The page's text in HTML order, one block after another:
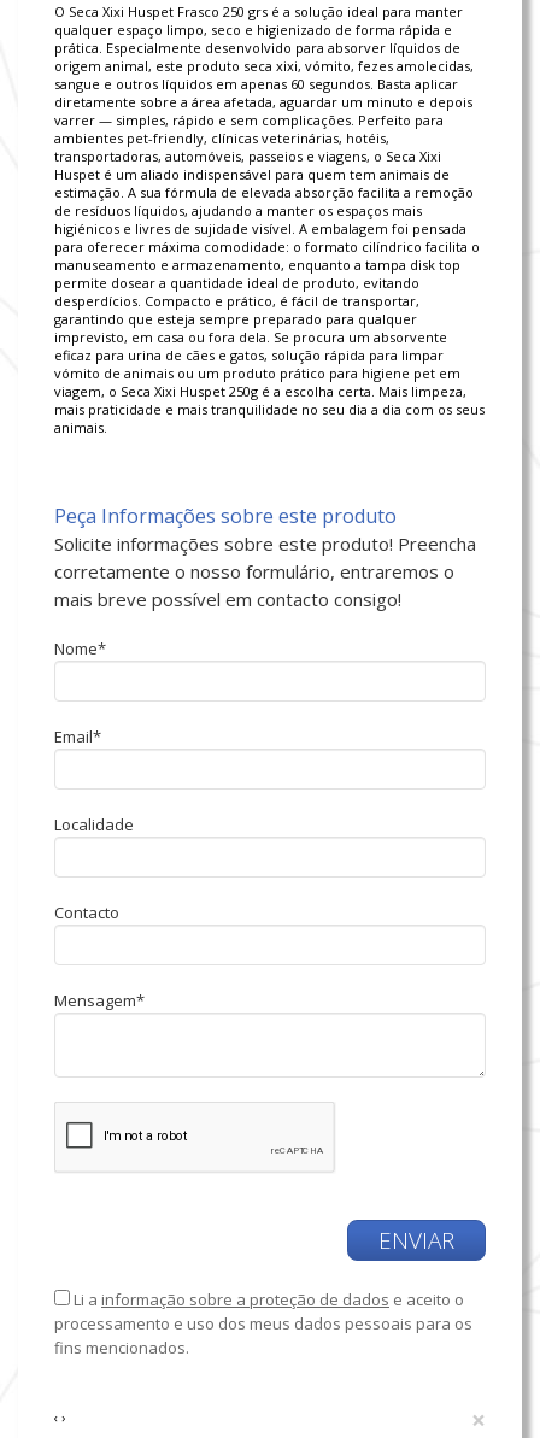
O Seca Xixi Huspet Frasco 250 grs é a solução ideal para manter
qualquer espaço limpo, seco e higienizado de forma rápida e
prática. Especialmente desenvolvido para absorver líquidos de
origem animal, este produto seca xixi, vómito, fezes amolecidas,
sangue e outros líquidos em apenas 60 segundos. Basta aplicar
diretamente sobre a área afetada, aguardar um minuto e depois
varrer — simples, rápido e sem complicações. Perfeito para
ambientes pet-friendly, clínicas veterinárias, hotéis,
transportadoras, automóveis, passeios e viagens, o Seca Xixi
Huspet é um aliado indispensável para quem tem animais de
estimação. A sua fórmula de elevada absorção facilita a remoção
de resíduos líquidos, ajudando a manter os espaços mais
higiénicos e livres de sujidade visível. A embalagem foi pensada
para oferecer máxima comodidade: o formato cilíndrico facilita o
manuseamento e armazenamento, enquanto a tampa disk top
permite dosear a quantidade ideal de produto, evitando
desperdícios. Compacto e prático, é fácil de transportar,
garantindo que esteja sempre preparado para qualquer
imprevisto, em casa ou fora dela. Se procura um absorvente
eficaz para urina de cães e gatos, solução rápida para limpar
vómito de animais ou um produto prático para higiene pet em
viagem, o Seca Xixi Huspet 250g é a escolha certa. Mais limpeza,
mais praticidade e mais tranquilidade no seu dia a dia com os seus
animais.
Peça Informações sobre este produto
Solicite informações sobre este produto! Preencha
corretamente o nosso formulário, entraremos o
mais breve possível em contacto consigo!
Nome*
Email*
Localidade
Contacto
Mensagem*
ENVIAR
Li a informação sobre a proteção de dados e aceito o
processamento e uso dos meus dados pessoais para os
fins mencionados.
‹ › ×